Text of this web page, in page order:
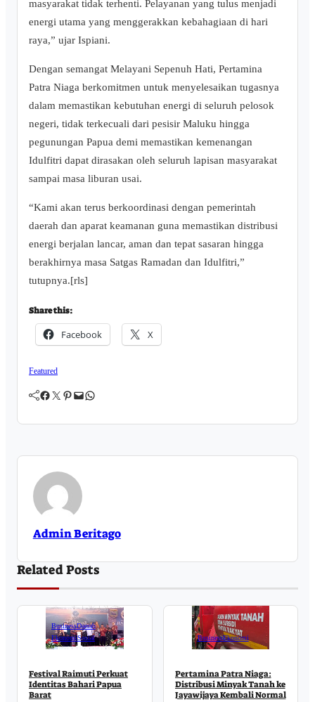
masyarakat tidak terhenti. Pelayanan yang tulus menjadi
energi utama yang menggerakkan kebahagiaan di hari
raya,” ujar Ispiani.
​Dengan semangat Melayani Sepenuh Hati, Pertamina
Patra Niaga berkomitmen untuk menyelesaikan tugasnya
dalam memastikan kebutuhan energi di seluruh pelosok
negeri, tidak terkecuali dari pesisir Maluku hingga
pegunungan Papua demi memastikan kemenangan
Idulfitri dapat dirasakan oleh seluruh lapisan masyarakat
sampai masa liburan usai.
“Kami akan terus berkoordinasi dengan pemerintah
daerah dan aparat keamanan guna memastikan distribusi
energi berjalan lancar, aman dan tepat sasaran hingga
berakhirnya masa Satgas Ramadan dan Idulfitri,”
tutupnya.[rls]
Share this:
Facebook X
Featured
Facebook Twitter Pinterest Mail WhatsApp
Admin Beritago
Related Posts
BusinessDaerah
EkonomiSosial
Festival Raimuti Perkuat
Identitas Bahari Papua
Barat
BusinessEkonomi
Pertamina Patra Niaga:
Distribusi Minyak Tanah ke
Jayawijaya Kembali Normal